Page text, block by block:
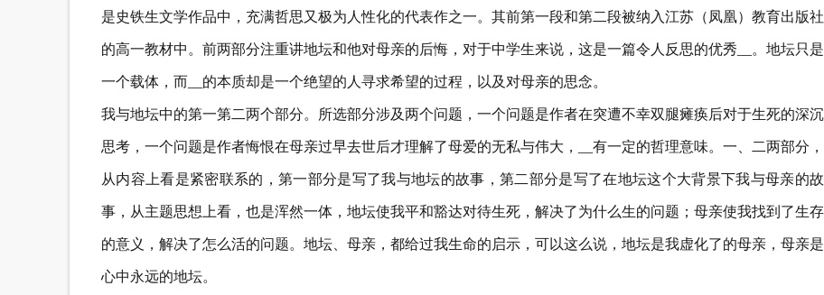
是史铁生文学作品中，充满哲思又极为人性化的代表作之一。其前第一段和第二段被纳入江苏（凤凰）教育出版社
的高一教材中。前两部分注重讲地坛和他对母亲的后悔，对于中学生来说，这是一篇令人反思的优秀__。地坛只是
一个载体，而__的本质却是一个绝望的人寻求希望的过程，以及对母亲的思念。
我与地坛中的第一第二两个部分。所选部分涉及两个问题，一个问题是作者在突遭不幸双腿瘫痪后对于生死的深沉
思考，一个问题是作者悔恨在母亲过早去世后才理解了母爱的无私与伟大，__有一定的哲理意味。一、二两部分，
从内容上看是紧密联系的，第一部分是写了我与地坛的故事，第二部分是写了在地坛这个大背景下我与母亲的故
事，从主题思想上看，也是浑然一体，地坛使我平和豁达对待生死，解决了为什么生的问题；母亲使我找到了生存
的意义，解决了怎么活的问题。地坛、母亲，都给过我生命的启示，可以这么说，地坛是我虚化了的母亲，母亲是
心中永远的地坛。